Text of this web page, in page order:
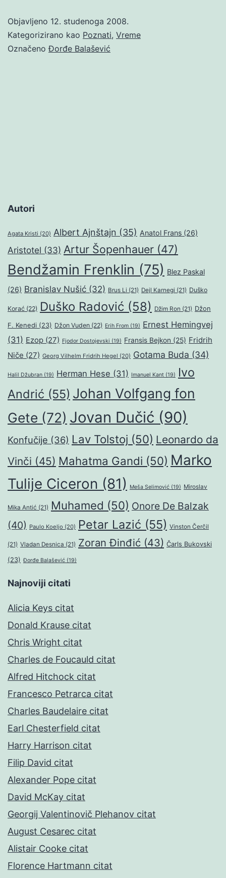
Objavljeno 12. studenoga 2008.
Kategorizirano kao Poznati, Vreme
OznačenoĐorđe Balašević
Autori
Agata Kristi (20) Albert Ajnštajn (35) Anatol Frans (26)
Aristotel (33) Artur Šopenhauer (47)
Bendžamin Frenklin (75) Blez Paskal
(26) Branislav Nušić (32) Brus Li (21) Dejl Karnegi (21) Duško
Korać (22) Duško Radović (58) Džim Ron (21) Džon
F. Kenedi (23) Džon Vuden (22) Erih From (19) Ernest Hemingvej
(31) Ezop (27) Fjodor Dostojevski (19) Fransis Bejkon (25) Fridrih
Niče (27) Georg Vilhelm Fridrih Hegel (20) Gotama Buda (34)
Halil Džubran (19) Herman Hese (31) Imanuel Kant (19)
Ivo
Andrić (55) Johan Volfgang fon
Gete (72) Jovan Dučić (90)
Konfučije (36) Lav Tolstoj (50) Leonardo da
Vinči (45) Mahatma Gandi (50) Marko
Tulije Ciceron (81) Meša Selimović (19) Miroslav
Mika Antić (21) Muhamed (50) Onore De Balzak
(40) Paulo Koeljo (20) Petar Lazić (55) Vinston Čerčil
(21) Vladan Desnica (21) Zoran Đinđić (43) Čarls Bukovski
(23) Đorđe Balašević (19)
Najnoviji citati
Alicia Keys citat
Donald Krause citat
Chris Wright citat
Charles de Foucauld citat
Alfred Hitchock citat
Francesco Petrarca citat
Charles Baudelaire citat
Earl Chesterfield citat
Harry Harrison citat
Filip David citat
Alexander Pope citat
David McKay citat
Georgij Valentinovič Plehanov citat
August Cesarec citat
Alistair Cooke citat
Florence Hartmann citat